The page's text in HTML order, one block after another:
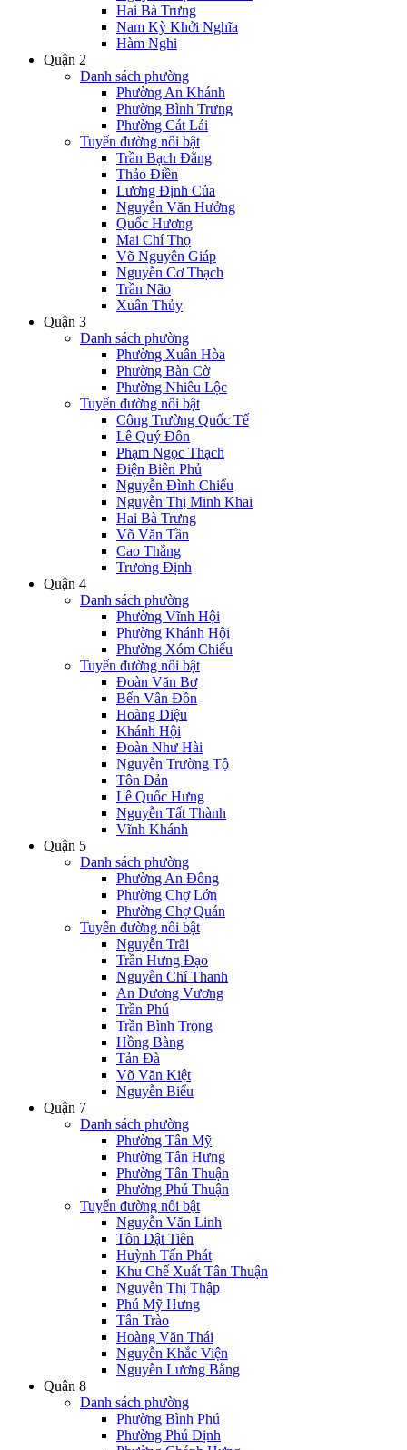
Hai Bà Trưng
Nam Kỳ Khởi Nghĩa
Hàm Nghi
Quận 2
Danh sách phường
Phường An Khánh
Phường Bình Trưng
Phường Cát Lái
Tuyến đường nổi bật
Trần Bạch Đằng
Thảo Điền
Lương Định Của
Nguyễn Văn Hưởng
Quốc Hương
Mai Chí Thọ
Võ Nguyên Giáp
Nguyễn Cơ Thạch
Trần Não
Xuân Thủy
Quận 3
Danh sách phường
Phường Xuân Hòa
Phường Bàn Cờ
Phường Nhiêu Lộc
Tuyến đường nổi bật
Công Trường Quốc Tế
Lê Quý Đôn
Phạm Ngọc Thạch
Điện Biên Phủ
Nguyễn Đình Chiểu
Nguyễn Thị Minh Khai
Hai Bà Trưng
Võ Văn Tần
Cao Thắng
Trương Định
Quận 4
Danh sách phường
Phường Vĩnh Hội
Phường Khánh Hội
Phường Xóm Chiếu
Tuyến đường nổi bật
Đoàn Văn Bơ
Bến Vân Đồn
Hoàng Diệu
Khánh Hội
Đoàn Như Hài
Nguyễn Trường Tộ
Tôn Đản
Lê Quốc Hưng
Nguyễn Tất Thành
Vĩnh Khánh
Quận 5
Danh sách phường
Phường An Đông
Phường Chợ Lớn
Phường Chợ Quán
Tuyến đường nổi bật
Nguyễn Trãi
Trần Hưng Đạo
Nguyễn Chí Thanh
An Dương Vương
Trần Phú
Trần Bình Trọng
Hồng Bàng
Tản Đà
Võ Văn Kiệt
Nguyễn Biểu
Quận 7
Danh sách phường
Phường Tân Mỹ
Phường Tân Hưng
Phường Tân Thuận
Phường Phú Thuận
Tuyến đường nổi bật
Nguyễn Văn Linh
Tôn Dật Tiên
Huỳnh Tấn Phát
Khu Chế Xuất Tân Thuận
Nguyễn Thị Thập
Phú Mỹ Hưng
Tân Trào
Hoàng Văn Thái
Nguyễn Khắc Viện
Nguyễn Lương Bằng
Quận 8
Danh sách phường
Phường Bình Phú
Phường Phú Định